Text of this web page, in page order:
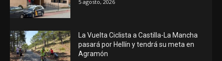
5 agosto, 2026
La Vuelta Ciclista a Castilla-La Mancha
pasará por Hellín y tendrá su meta en
Agramón